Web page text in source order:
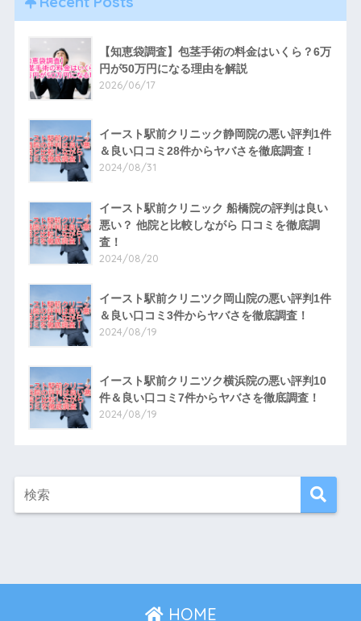
【知恵袋調査】包茎手術の料金はいくら？6万
円が50万円になる理由を解説
2026/06/17
イースト駅前クリニック静岡院の悪い評判1件
＆良い口コミ28件からヤバさを徹底調査！
2024/08/31
イースト駅前クリニック 船橋院の評判は良い
悪い？ 他院と比較しながら 口コミを徹底調
査！
2024/08/20
イースト駅前クリニツク岡山院の悪い評判1件
＆良い口コミ3件からヤバさを徹底調査！
2024/08/19
イースト駅前クリニツク横浜院の悪い評判10
件＆良い口コミ7件からヤバさを徹底調査！
2024/08/19
HOME